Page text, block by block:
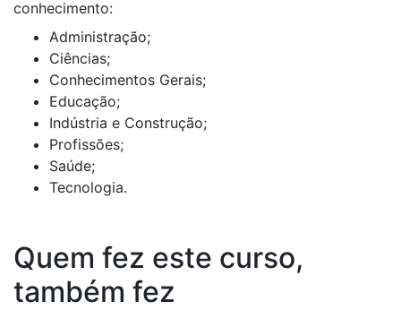
conhecimento:
Administração;
Ciências;
Conhecimentos Gerais;
Educação;
Indústria e Construção;
Profissões;
Saúde;
Tecnologia.
Quem fez este curso,
também fez